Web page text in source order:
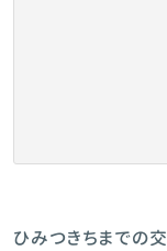
ひみつきちまでの